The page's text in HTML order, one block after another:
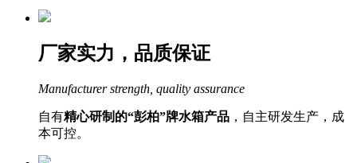
厂家实力，品质保证
Manufacturer strength, quality assurance
自有精心研制的“彭柏”牌水箱产品 ，自主研发生产，成
本可控。